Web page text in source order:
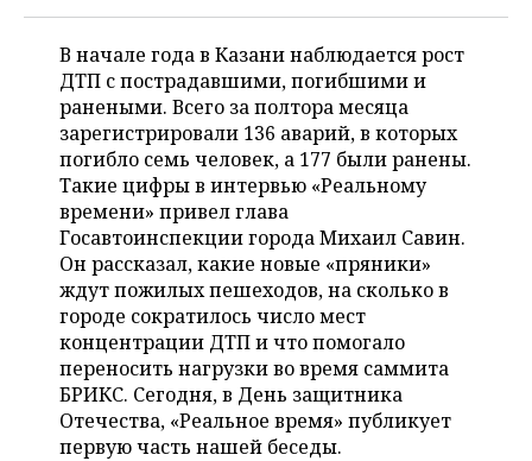
ВОЛЕЙБОЛ
КИБЕРСПОРТ
ФИГУРНОЕ КАТАНИЕ
ВОДНЫЕ ВИДЫ СПОРТА
ХОККЕЙ С МЯЧОМ
ИСТОРИЯ
КУЛЬТУРА
МЕДИЦИНА
ОБРАЗОВАНИЕ
ПРОИСШЕСТВИЯ
СПИСОК ПЕРСОН
СПИСОК КОМПАНИЙ
ПОЛНАЯ ВЕРСИЯ
В начале года в Казани наблюдается рост
ДТП с пострадавшими, погибшими и
ранеными. Всего за полтора месяца
зарегистрировали 136 аварий, в которых
погибло семь человек, а 177 были ранены.
Такие цифры в интервью «Реальному
времени» привел глава
Госавтоинспекции города Михаил Савин.
Он рассказал, какие новые «пряники»
ждут пожилых пешеходов, на сколько в
городе сократилось число мест
концентрации ДТП и что помогало
переносить нагрузки во время саммита
БРИКС. Сегодня, в День защитника
Отечества, «Реальное время» публикует
первую часть нашей беседы.